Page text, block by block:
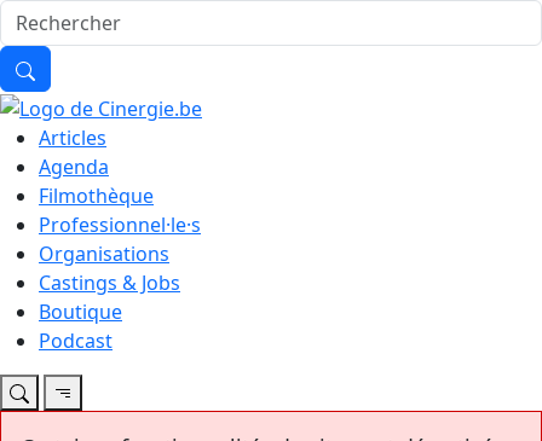
Articles
Agenda
Filmothèque
Professionnel·le·s
Organisations
Castings & Jobs
Boutique
Podcast